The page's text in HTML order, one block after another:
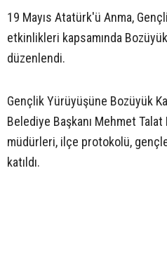
19 Mayıs Atatürk'ü Anma,
etkinlikleri kapsamında
düzenlendi.
Gençlik Yürüyüşüne Bozüyük
Belediye Başkanı Mehmet Talat
müdürleri, ilçe protokolü,
katıldı.